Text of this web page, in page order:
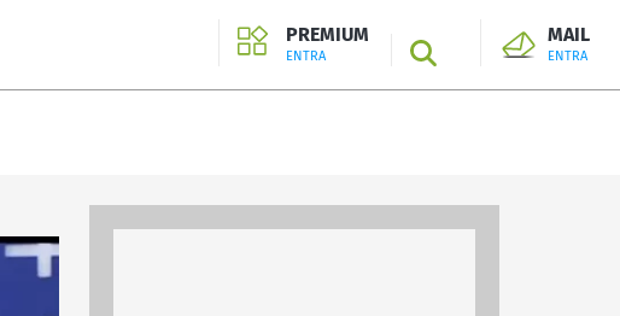
PREMIUM
ENTRA SEARCH
MAIL
ENTRA